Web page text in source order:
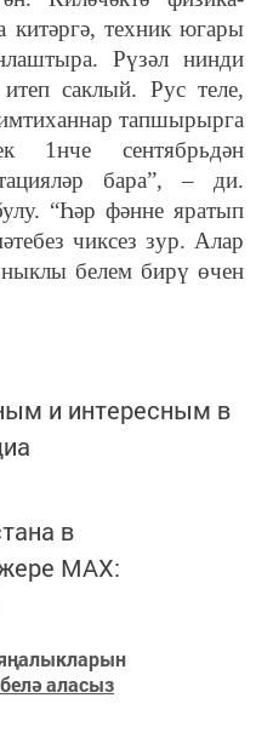
китәргә, техник югары
Рүзәл нинди
саклый. Рус теле,
тапшырырга
1нче сентябрьдән
бара”, – ди.
“Һәр фәнне яратып
чиксез зур. Алар
ныклы белем бирү өчен
и интересным в
в
MАХ:
аласыз